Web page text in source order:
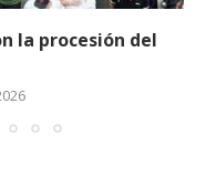
la procesión del